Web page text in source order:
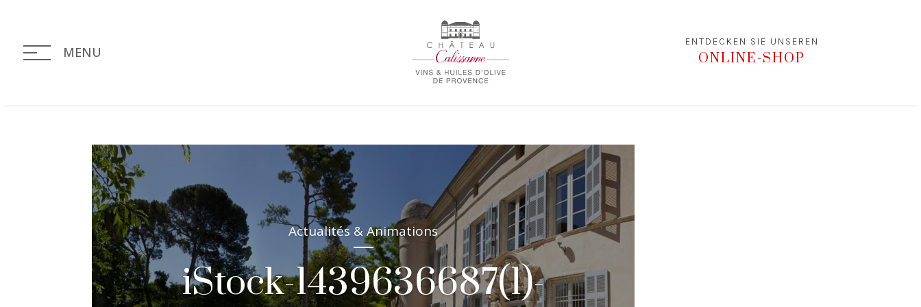
MENU
ENTDECKEN SIE UNSEREN
ONLINE-SHOP
Actualités & Animations
iStock-1439636687(1)-